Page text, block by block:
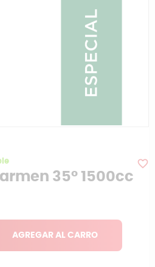
favorite_border
35° 1500cc
AGREGAR AL CARRO